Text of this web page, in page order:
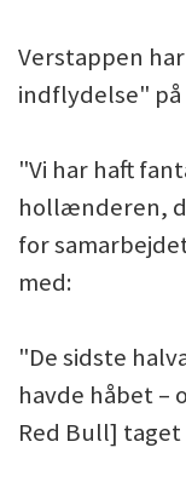
Verstappen
indflydelse"
"Vi har haft
hollænderen,
for
med:
"De sidste
havde håbet –
Red Bull]